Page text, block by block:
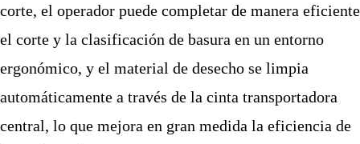
corte, el operador puede completar de manera eficiente
el corte y la clasificación de basura en un entorno
ergonómico, y el material de desecho se limpia
automáticamente a través de la cinta transportadora
central, lo que mejora en gran medida la eficiencia de